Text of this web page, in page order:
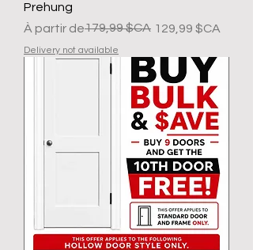
Prehung
À partir de
Prix original179,99 $CA 129,99 $CA
Prix promotionnel
Delivery not available